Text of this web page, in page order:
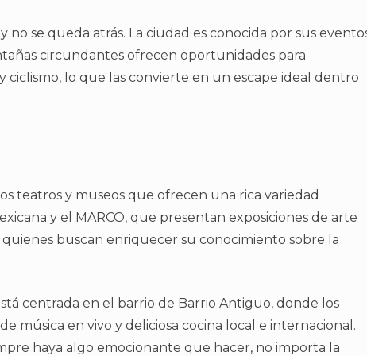
no se queda atrás. La ciudad es conocida por sus
circundantes ofrecen oportunidades para
ciclismo, lo que las convierte en un escape ideal dentro
teatros y museos que ofrecen una rica variedad
y el MARCO, que presentan exposiciones de arte
buscan enriquecer su conocimiento sobre la
centrada en el barrio de Barrio Antiguo, donde los
música en vivo y deliciosa cocina local e internacional.
haya algo emocionante que hacer, no importa la